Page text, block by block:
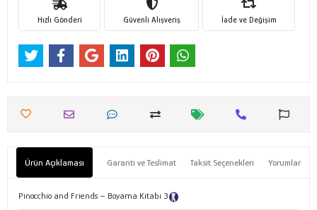
Hızlı Gönderi Güvenli Alışveriş İade ve Değişim
Ürün Açıklaması Garanti ve Teslimat Taksit Seçenekleri Yorumlar
Pinocchio and Friends – Boyama Kitabı 3